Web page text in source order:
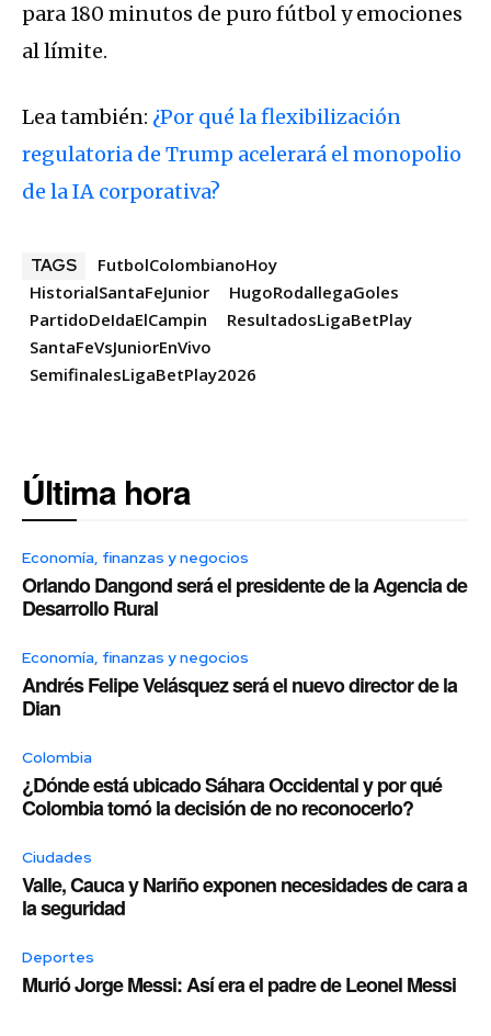
para 180 minutos de puro fútbol y emociones
al límite.
Lea también: ¿Por qué la flexibilización
regulatoria de Trump acelerará el monopolio
de la IA corporativa?
TAGS
FutbolColombianoHoy
HistorialSantaFeJunior
HugoRodallegaGoles
PartidoDeIdaElCampin
ResultadosLigaBetPlay
SantaFeVsJuniorEnVivo
SemifinalesLigaBetPlay2026
Última hora
Economía, finanzas y negocios
Orlando Dangond será el presidente de la Agencia de
Desarrollo Rural
Economía, finanzas y negocios
Andrés Felipe Velásquez será el nuevo director de la
Dian
Colombia
¿Dónde está ubicado Sáhara Occidental y por qué
Colombia tomó la decisión de no reconocerlo?
Ciudades
Valle, Cauca y Nariño exponen necesidades de cara a
la seguridad
Deportes
Murió Jorge Messi: Así era el padre de Leonel Messi